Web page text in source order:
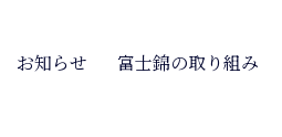
お知らせ 富士錦の取り組み